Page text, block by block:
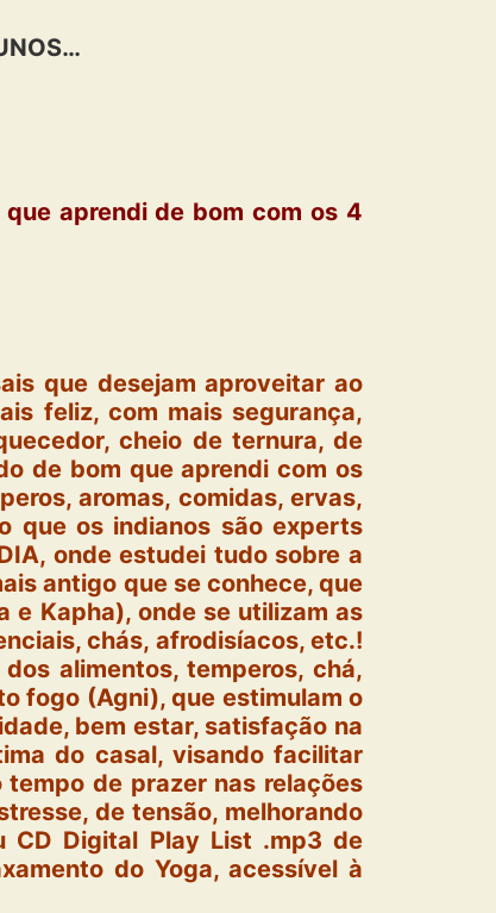
aprendi de bom com os 4
que desejam aproveitar ao
feliz, com mais segurança,
cheio de ternura, de
de bom que aprendi com os
aromas, comidas, ervas,
que os indianos são experts
onde estudei tudo sobre a
antigo que se conhece, que
e Kapha), onde se utilizam as
chás, afrodisíacos, etc.!
alimentos, temperos, chá,
fogo (Agni), que estimulam o
bem estar, satisfação na
do casal, visando facilitar
de prazer nas relações
de tensão, melhorando
CD Digital Play List .mp3 de
do Yoga, acessível à